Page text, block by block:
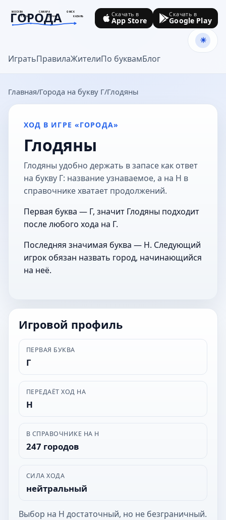
МОСКВА САМАРА
ОМСК
ТУЛА
СОЧИ КАЗАНЬ
ГОРОДА
goroda-na.ru
ИгратьПравилаЖителиПо буквамБлог
Скачать в
App Store
Скачать в
Google Play
Главная Города на букву Г Глодяны
ХОД В ИГРЕ «ГОРОДА»
Глодяны
Глодяны удобно держать в запасе как ответ
на букву Г: название узнаваемое, а на Н в
справочнике хватает продолжений.
Первая буква — Г, значит Глодяны подходит
после любого хода на Г.
Последняя значимая буква — Н. Следующий
игрок обязан назвать город, начинающийся
на неё.
Игровой профиль
ПЕРВАЯ БУКВА
Г
ПЕРЕДАЁТ ХОД НА
Н
В СПРАВОЧНИКЕ НА Н
247 городов
СИЛА ХОДА
нейтральный
Выбор на Н достаточный, но не безграничный.